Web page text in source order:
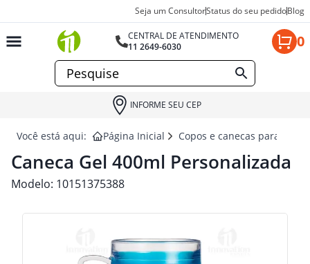
Seja um ConsultorStatus do seu pedidoBlog
CENTRAL DE ATENDIMENTO
11 2649-6030
0
INFORME SEU CEP
Você está aqui: Página Inicial Copos e canecas para
Caneca Gel 400ml Personalizada
Modelo: 10151375388